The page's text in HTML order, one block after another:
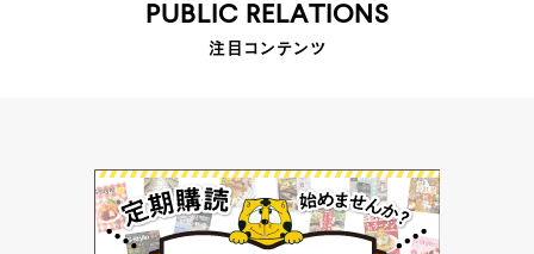
PUBLIC RELATIONS
注目コンテンツ